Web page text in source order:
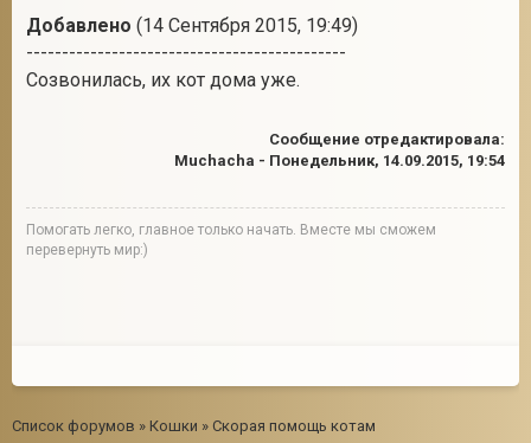
Добавлено (14 Сентября 2015, 19:49)
---------------------------------------------
Созвонилась, их кот дома уже.
Сообщение отредактировала:
Muchacha - Понедельник, 14.09.2015, 19:54
Помогать легко, главное только начать. Вместе мы сможем
перевернуть мир:)
Список форумов » Кошки » Скорая помощь котам